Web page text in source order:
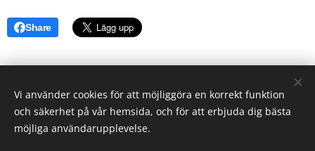
Share
KONTAKTA OSS
Copyright © 2026 Sveriges Arbetarteaterförbund - All rights
Vi använder cookies för att möjliggöra en korrekt funktion
och säkerhet på vår hemsida, och för att erbjuda dig bästa
möjliga användarupplevelse.